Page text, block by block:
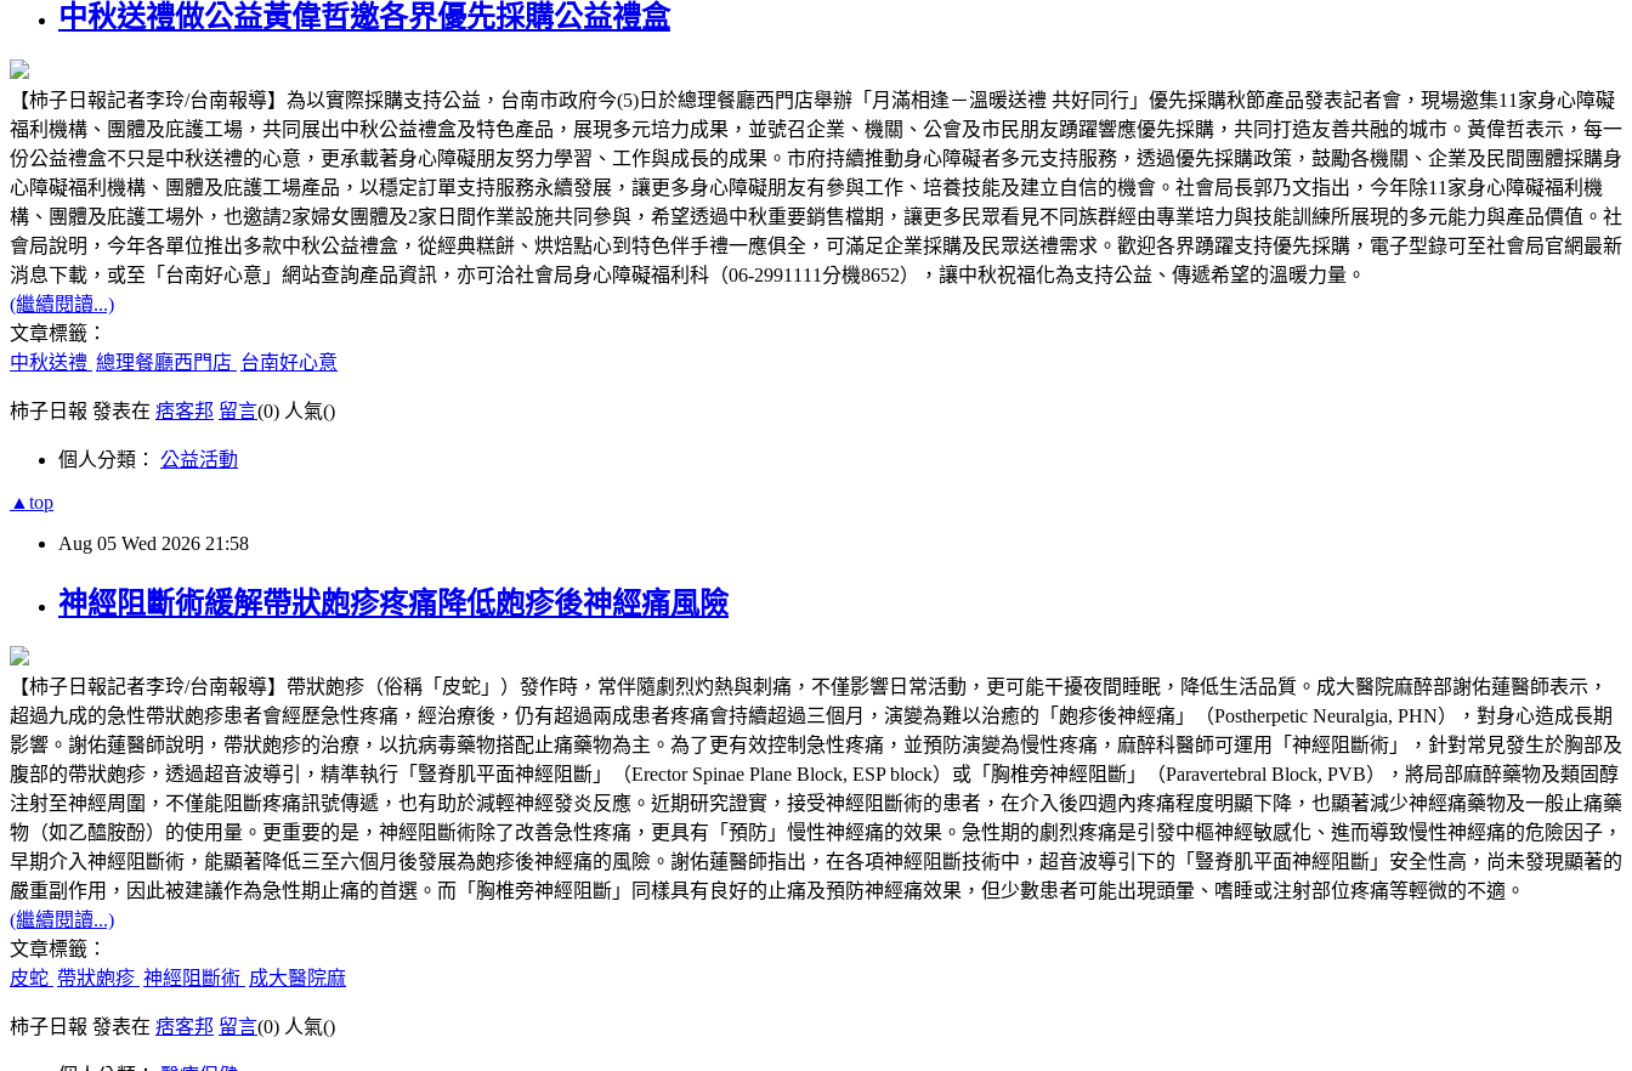
中秋送禮做公益黃偉哲邀各界優先採購公益禮盒
【柿子日報記者李玲/台南報導】為以實際採購支持公益，台南市政府今(5)日於總理餐廳西門店舉辦「月滿相逢－溫暖送禮 共好同行」優先採購秋節產品發表記者會，現場邀集11家身心障礙
福利機構、團體及庇護工場，共同展出中秋公益禮盒及特色產品，展現多元培力成果，並號召企業、機關、公會及市民朋友踴躍響應優先採購，共同打造友善共融的城市。黃偉哲表示，每一
份公益禮盒不只是中秋送禮的心意，更承載著身心障礙朋友努力學習、工作與成長的成果。市府持續推動身心障礙者多元支持服務，透過優先採購政策，鼓勵各機關、企業及民間團體採購身
心障礙福利機構、團體及庇護工場產品，以穩定訂單支持服務永續發展，讓更多身心障礙朋友有參與工作、培養技能及建立自信的機會。社會局長郭乃文指出，今年除11家身心障礙福利機
構、團體及庇護工場外，也邀請2家婦女團體及2家日間作業設施共同參與，希望透過中秋重要銷售檔期，讓更多民眾看見不同族群經由專業培力與技能訓練所展現的多元能力與產品價值。社
會局說明，今年各單位推出多款中秋公益禮盒，從經典糕餅、烘焙點心到特色伴手禮一應俱全，可滿足企業採購及民眾送禮需求。歡迎各界踴躍支持優先採購，電子型錄可至社會局官網最新
消息下載，或至「台南好心意」網站查詢產品資訊，亦可洽社會局身心障礙福利科（06-2991111分機8652），讓中秋祝福化為支持公益、傳遞希望的溫暖力量。
(繼續閱讀...)
文章標籤：
中秋送禮 總理餐廳西門店 台南好心意
柿子日報 發表在 痞客邦 留言(0) 人氣()
個人分類： 公益活動
▲top
Aug 05 Wed 2026 21:58
神經阻斷術緩解帶狀皰疹疼痛降低皰疹後神經痛風險
【柿子日報記者李玲/台南報導】帶狀皰疹（俗稱「皮蛇」）發作時，常伴隨劇烈灼熱與刺痛，不僅影響日常活動，更可能干擾夜間睡眠，降低生活品質。成大醫院麻醉部謝佑蓮醫師表示，
超過九成的急性帶狀皰疹患者會經歷急性疼痛，經治療後，仍有超過兩成患者疼痛會持續超過三個月，演變為難以治癒的「皰疹後神經痛」（Postherpetic Neuralgia, PHN），對身心造成長期
影響。謝佑蓮醫師說明，帶狀皰疹的治療，以抗病毒藥物搭配止痛藥物為主。為了更有效控制急性疼痛，並預防演變為慢性疼痛，麻醉科醫師可運用「神經阻斷術」，針對常見發生於胸部及
腹部的帶狀皰疹，透過超音波導引，精準執行「豎脊肌平面神經阻斷」（Erector Spinae Plane Block, ESP block）或「胸椎旁神經阻斷」（Paravertebral Block, PVB），將局部麻醉藥物及類固醇
注射至神經周圍，不僅能阻斷疼痛訊號傳遞，也有助於減輕神經發炎反應。近期研究證實，接受神經阻斷術的患者，在介入後四週內疼痛程度明顯下降，也顯著減少神經痛藥物及一般止痛藥
物（如乙醯胺酚）的使用量。更重要的是，神經阻斷術除了改善急性疼痛，更具有「預防」慢性神經痛的效果。急性期的劇烈疼痛是引發中樞神經敏感化、進而導致慢性神經痛的危險因子，
早期介入神經阻斷術，能顯著降低三至六個月後發展為皰疹後神經痛的風險。謝佑蓮醫師指出，在各項神經阻斷技術中，超音波導引下的「豎脊肌平面神經阻斷」安全性高，尚未發現顯著的
嚴重副作用，因此被建議作為急性期止痛的首選。而「胸椎旁神經阻斷」同樣具有良好的止痛及預防神經痛效果，但少數患者可能出現頭暈、嗜睡或注射部位疼痛等輕微的不適。
(繼續閱讀...)
文章標籤：
皮蛇 帶狀皰疹 神經阻斷術 成大醫院麻
柿子日報 發表在 痞客邦 留言(0) 人氣()